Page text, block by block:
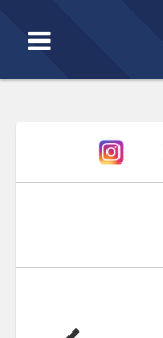
Toggle
navigation